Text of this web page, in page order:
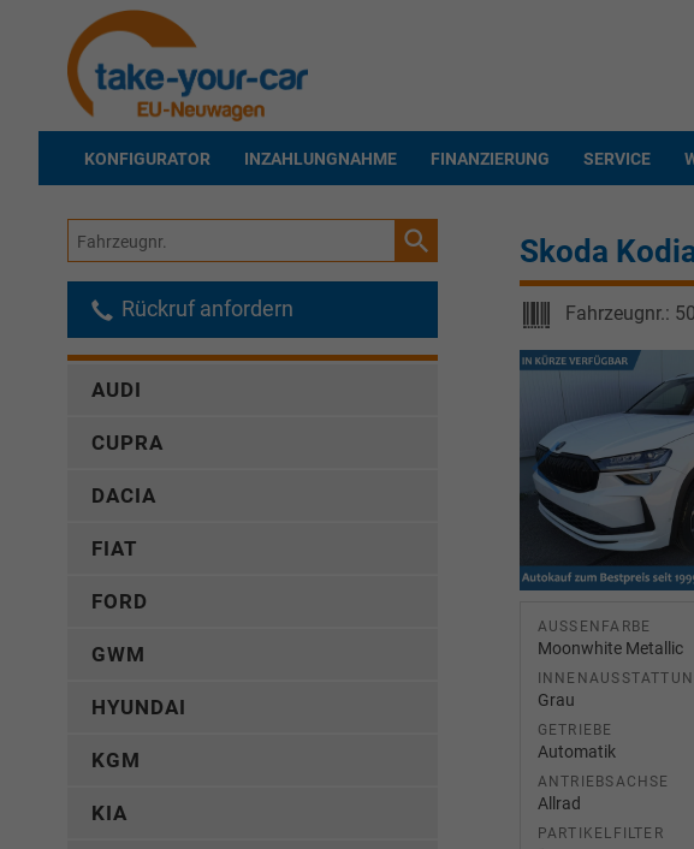
KONFIGURATOR INZAHLUNGNAHME FINANZIERUNG SERVICE
Skoda
Fahrzeugnr.:
AUSSENFARBE
Moonwhite Metallic
Grau
GETRIEBE
Automatik
ANTRIEBSACHSE
Allrad
PARTIKELFILTER
Fahrzeugnr.
Rückruf anfordern
AUDI
CUPRA
DACIA
FIAT
FORD
GWM
HYUNDAI
KGM
KIA